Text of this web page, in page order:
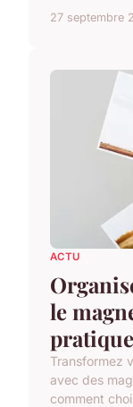
27 septembre
ACTU
le
Transformez
avec des
comment